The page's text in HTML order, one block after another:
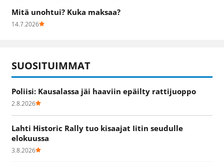
Mitä unohtui? Kuka maksaa?
14.7.2026
SUOSITUIMMAT
Poliisi: Kausalassa jäi haaviin epäilty rattijuoppo
2.8.2026
Lahti Historic Rally tuo kisaajat Iitin seudulle
elokuussa
3.8.2026